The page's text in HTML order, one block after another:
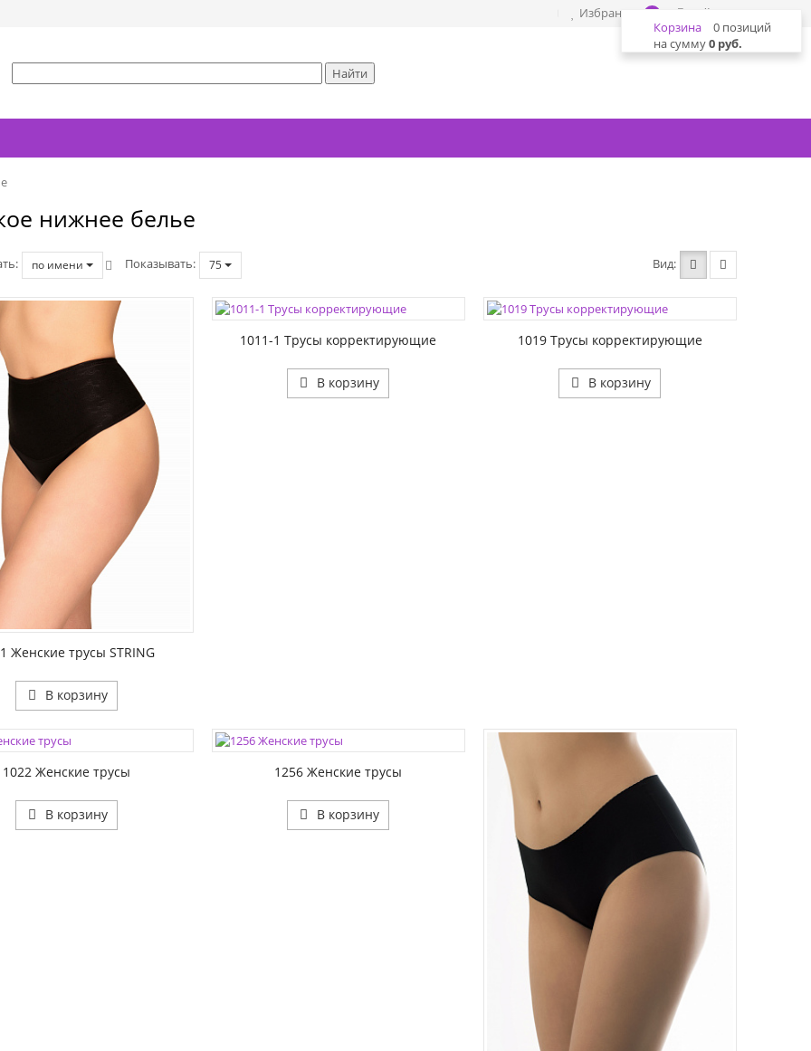
Войти
Избранное 0
Корзина
0 позиций
на сумму0 руб.
нижнее белье
по имени Показывать 75 Вид
Женские трусы STRING
В корзину
РАЗМЕР1:
1011-1 Трусы корректирующие
В корзину
РАЗМЕР1:
1019 Трусы корректирующие
В корзину
1022 Женские трусы
В корзину
РАЗМЕР1:
1256 Женские трусы
В корзину
ЦВЕТА:
РАЗМЕР1: